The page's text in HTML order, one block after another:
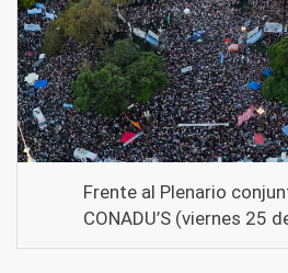
Frente al Plenario
CONADU’S (viernes 25